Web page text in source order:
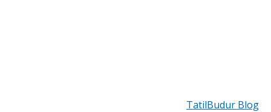
TatilBudur Blog